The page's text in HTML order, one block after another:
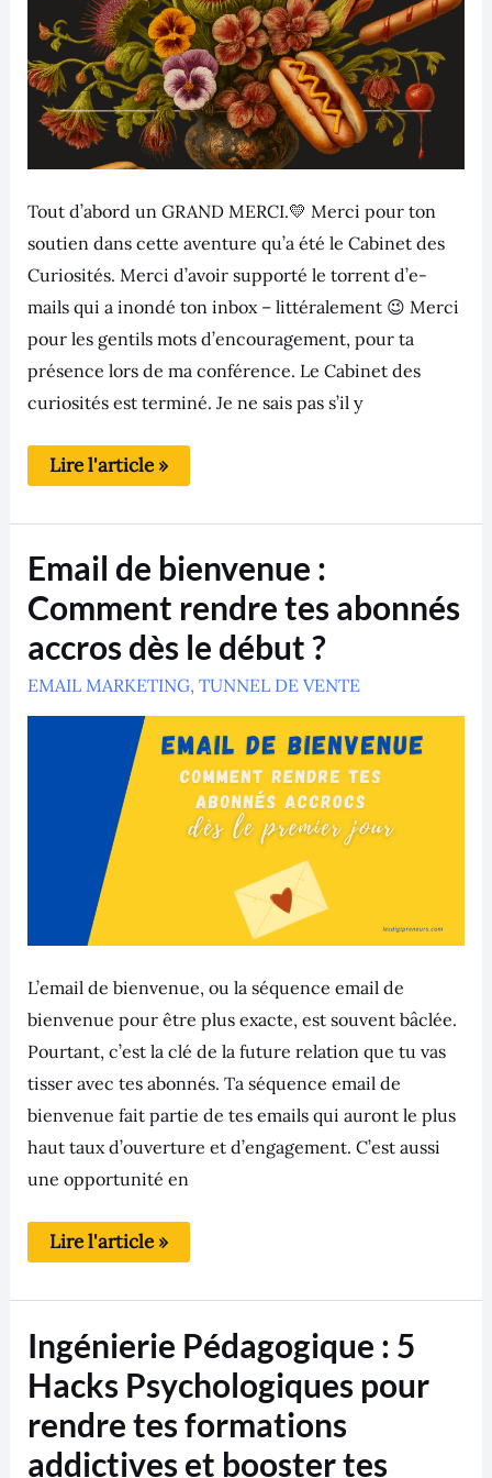
Tout d’abord un GRAND MERCI.💛 Merci pour ton
soutien dans cette aventure qu’a été le Cabinet des
Curiosités. Merci d’avoir supporté le torrent d’e-
mails qui a inondé ton inbox – littéralement 😉 Merci
pour les gentils mots d’encouragement, pour ta
présence lors de ma conférence. Le Cabinet des
curiosités est terminé. Je ne sais pas s’il y
Lire l'article »
Email de bienvenue :
Comment rendre tes abonnés
accros dès le début ?
EMAIL MARKETING, TUNNEL DE VENTE
L’email de bienvenue, ou la séquence email de
bienvenue pour être plus exacte, est souvent bâclée.
Pourtant, c’est la clé de la future relation que tu vas
tisser avec tes abonnés. Ta séquence email de
bienvenue fait partie de tes emails qui auront le plus
haut taux d’ouverture et d’engagement. C’est aussi
une opportunité en
Email
de
bienvenue
:
rendre
tes
abonnés
dès
Lire l'article »
Ingénierie Pédagogique : 5
Hacks Psychologiques pour
rendre tes formations
addictives et booster tes
Ingénierie
Pédagogique
:
5
Hacks
Psychologiques
pour
rendre